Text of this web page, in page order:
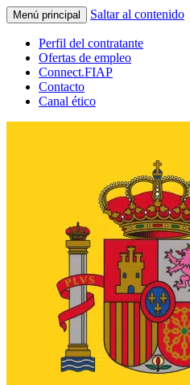
Menú principal Saltar al contenido
Perfil del contratante
Ofertas de empleo
Connect.FIAP
Contacto
Canal ético